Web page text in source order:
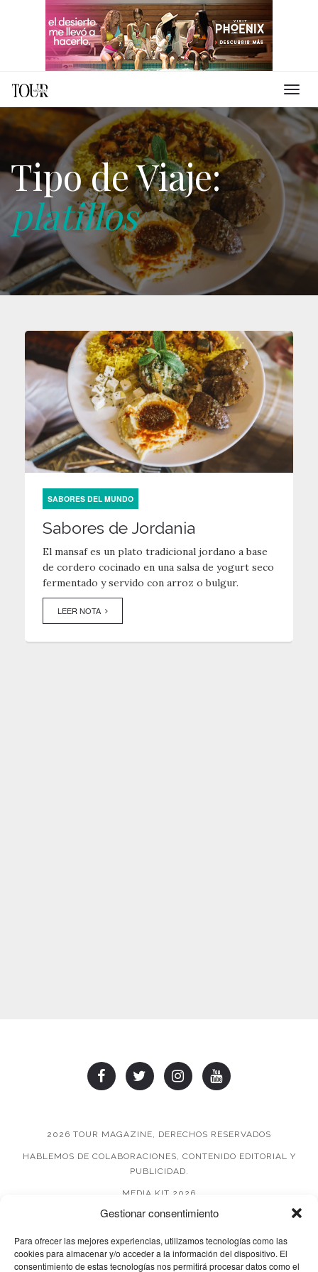
Gestionar consentimiento
Para ofrecer las mejores experiencias, utilizamos tecnologías como las
cookies para almacenar y/o acceder a la información del dispositivo. El
consentimiento de estas tecnologías nos permitirá procesar datos como el
Tipo de Viaje:
platillos
SABORES DEL MUNDO
Sabores de Jordania
El mansaf es un plato tradicional jordano a base
de cordero cocinado en una salsa de yogurt seco
fermentado y servido con arroz o bulgur.
LEER NOTA
2026 TOUR MAGAZINE, DERECHOS RESERVADOS
HABLEMOS DE COLABORACIONES, CONTENIDO EDITORIAL Y
PUBLICIDAD.
MEDIA KIT 2026
AVISO DE PRIVACIDAD